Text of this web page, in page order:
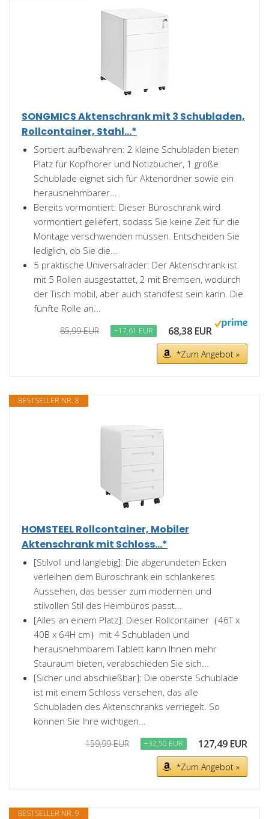
SONGMICS Aktenschrank mit 3 Schubladen,
Rollcontainer, Stahl...*
Sortiert aufbewahren: 2 kleine Schubladen bieten
Platz für Kopfhörer und Notizbücher, 1 große
Schublade eignet sich für Aktenordner sowie ein
herausnehmbarer...
Bereits vormontiert: Dieser Büroschrank wird
vormontiert geliefert, sodass Sie keine Zeit für die
Montage verschwenden müssen. Entscheiden Sie
lediglich, ob Sie die...
5 praktische Universalräder: Der Aktenschrank ist
mit 5 Rollen ausgestattet, 2 mit Bremsen, wodurch
der Tisch mobil, aber auch standfest sein kann. Die
fünfte Rolle an...
85,99 EUR −17,61 EUR 68,38 EUR
*Zum Angebot »
BESTSELLER NR. 8
HOMSTEEL Rollcontainer, Mobiler
Aktenschrank mit Schloss...*
[Stilvoll und langlebig]: Die abgerundeten Ecken
verleihen dem Büroschrank ein schlankeres
Aussehen, das besser zum modernen und
stilvollen Stil des Heimbüros passt...
[Alles an einem Platz]: Dieser Rollcontainer（46T x
40B x 64H cm）mit 4 Schubladen und
herausnehmbarem Tablett kann Ihnen mehr
Stauraum bieten, verabschieden Sie sich...
[Sicher und abschließbar]: Die oberste Schublade
ist mit einem Schloss versehen, das alle
Schubladen des Aktenschranks verriegelt. So
können Sie Ihre wichtigen...
159,99 EUR −32,50 EUR 127,49 EUR
*Zum Angebot »
BESTSELLER NR. 9